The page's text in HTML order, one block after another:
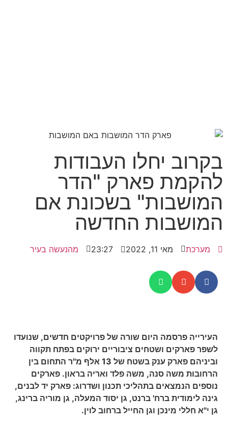
בקרוב יחלו העבודות
להקמת פארק "הדר
המושבות" בשכונת אם
המושבות החדשה
מערכת מאי 11, 2022 23:27 מהנעשה בעיר
העירייה פרסמה היום שורה של פרויקטים חדשים, שנועדו
לשפר פארקים ושטחים ציבוריים ירוקים בפתח תקווה
וביניהם פארק ענק בשטח של 13 אלף מ"ר התחום בין
הרחובות משה סנה, משה פלד ואריה בראון. פארקים
נוספים הנמצאים בתהליכי תכנון ושדרוג: פארק יד לבנים,
גינה לימודית ברח' ברנט, גן יסוד המעלה, גן מוריה ברינג,
גן י"א חללי מינכן וגן החייל ברחוב לוין.